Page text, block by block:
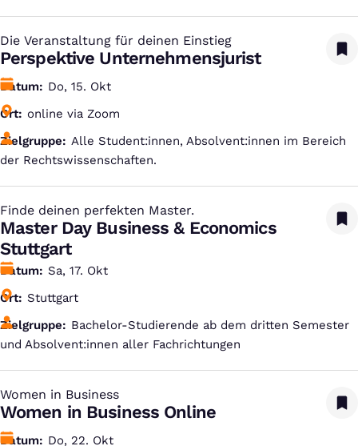
Die Veranstaltung für deinen Einstieg
:
Perspektive Unternehmensjurist
Datum
Do, 15. Okt
Ort
online via Zoom
Zielgruppe
Alle Student:innen, Absolvent:innen im Bereich
der Rechtswissenschaften.
Finde deinen perfekten Master.
:
Master Day Business & Economics
Stuttgart
Datum
Sa, 17. Okt
Ort
Stuttgart
Zielgruppe
Bachelor-Studierende ab dem dritten Semester
und Absolvent:innen aller Fachrichtungen
Women in Business
:
Women in Business Online
Datum
Do, 22. Okt